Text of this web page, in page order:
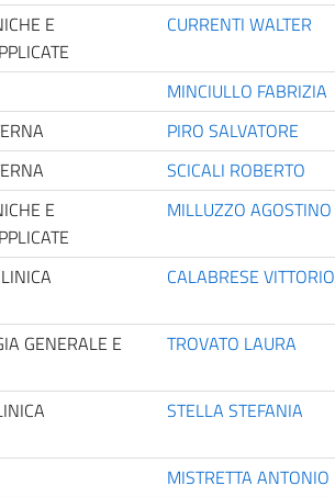
E
CURRENTI WALTER
MINCIULLO FABRIZIA
PIRO SALVATORE
SCICALI ROBERTO
E
MILLUZZO AGOSTINO
CALABRESE VITTORIO
GENERALE E
TROVATO LAURA
STELLA STEFANIA
MISTRETTA ANTONIO